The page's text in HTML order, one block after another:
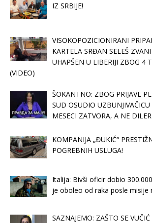
IZ SRBIJE!
VISOKOPOZICIONIRANI
KARTELA SRĐAN SELEŠ
UHAPŠEN U LIBERIJI ZBOG 4
(VIDEO)
ŠOKANTNO: ZBOG PRIJAVE
SUD OSUDIO
MESECI ZATVORA, A NE
KOMPANIJA „ĐUKIĆ“
POGREBNIH USLUGA!
Italija: Bivši oficir dobio
je oboleo od raka posle misije
SAZNAJEMO: ZAŠTO SE VUČIĆ